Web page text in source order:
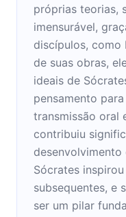
próprias teorias,
imensurável,
discípulos, como
de suas obras,
ideais de
pensamento
transmissão oral
contribuiu
Sócrates
subsequentes, e
ser um pilar